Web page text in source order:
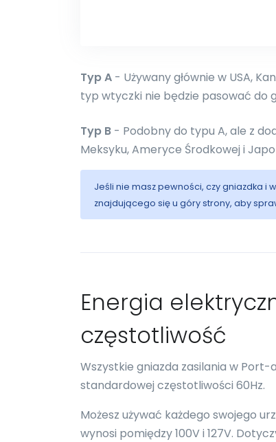
Typ A - Używany głównie w USA,
typ wtyczki nie będzie pasować do
Typ B - Podobny do typu A, ale z
Meksyku, Ameryce Środkowej i
Jeśli nie masz pewności, czy gniazdka i
znajdującego się u góry strony, aby
Energia
częstotliwość
Wszystkie gniazda zasilania w
standardowej częstotliwości 60Hz.
Możesz używać każdego swojego
wynosi pomiędzy 100V i 127V.